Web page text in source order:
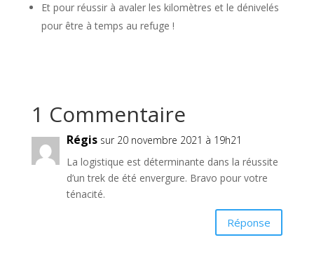
Et pour réussir à avaler les kilomètres et le dénivelés
pour être à temps au refuge !
1 Commentaire
Régis sur 20 novembre 2021 à 19h21
La logistique est déterminante dans la réussite
d’un trek de été envergure. Bravo pour votre
ténacité.
Réponse